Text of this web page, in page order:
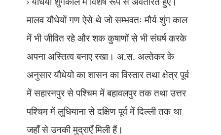
मालव यौधेयों गण ऐसे थे जो सम्भवतः मौर्य शुंग काल
में भी जीवित रहे और शक कुषाणों से भी संघर्ष करके
अपना अस्तित्व बनाए रखा। अ.स. अल्तेकर के
अनुसार यौधेयो का शासन का विस्तार तथा क्षेत्र पूर्व
में सहारनपुर से पश्चिममें बहावलपुर तक तथा उत्तर
पश्चिम में लुधियाना से दक्षिण पूर्व में दिल्ली तक था
जहाँ से उनकी मुद्राएँ मिली हैं।